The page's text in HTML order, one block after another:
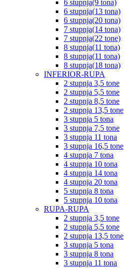
6 stupnja(9 tona)
6 stupnja(13 tona)
6 stupnja(20 tona)
7 stupnja(14 tona)
7 stupnja(22 tone)
8 stupnja(11 tona)
8 stupnja(11 tona)
8 stupnja(18 tona)
INFERIOR-RUPA
2 stupnja 3,5 tone
2 stupnja 5,5 tone
2 stupnja 8,5 tone
2 stupnja 13,5 tone
3 stupnja 5 tona
3 stupnja 7,5 tone
3 stupnja 11 tona
3 stupnja 16,5 tone
4 stupnja 7 tona
4 stupnja 10 tona
4 stupnja 14 tona
4 stupnja 20 tona
5 stupnja 8 tona
5 stupnja 10 tona
RUPA-RUPA
2 stupnja 3,5 tone
2 stupnja 5,5 tone
2 stupnja 13,5 tone
3 stupnja 5 tona
3 stupnja 8 tona
3 stupnja 11 tona